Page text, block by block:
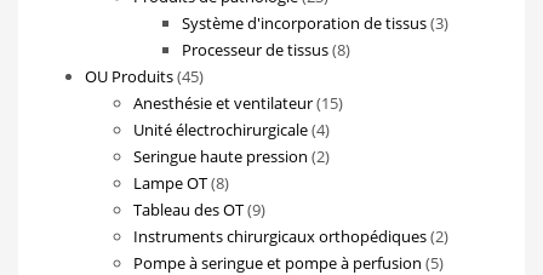
produits
Système d'incorporation de tissus 33
Processeur de tissus 88
OU Produits 4545
produits
Anesthésie et ventilateur 1515
Unité électrochirurgicale 44
produits
Seringue haute pression 22
Lampe OT 88
produits
Tableau des OT 99
produits
Instruments chirurgicaux orthopédiques 22
produits
Pompe à seringue et pompe à perfusion 55